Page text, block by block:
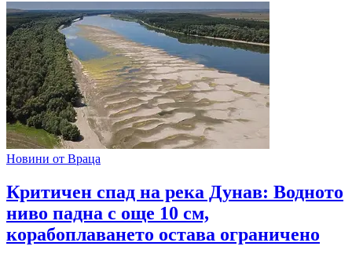
Новини от Враца
Критичен спад на река Дунав: Водното
ниво падна с още 10 см,
корабоплаването остава ограничено